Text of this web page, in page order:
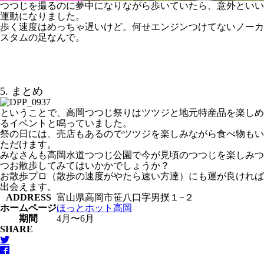
つつじを撮るのに夢中になりながら歩いていたら、意外といい
運動になりました。
歩く速度はめっちゃ遅いけど。何せエンジンつけてないノーカ
スタムの足なんで。
5. まとめ
ということで、高岡つつじ祭りはツツジと地元特産品を楽しめ
るイベントと鳴っていました。
祭の日には、売店もあるのでツツジを楽しみながら食べ物もい
ただけます。
みなさんも高岡水道つつじ公園で今が見頃のつつじを楽しみつ
つお散歩してみてはいかかでしょうか？
お散歩プロ（散歩の速度がやたら速い方達）にも運が良ければ
出会えます。
ADDRESS 富山県高岡市笹八口字男撲１−２
ホームページほっとホット高岡
期間
4月〜6月
SHARE